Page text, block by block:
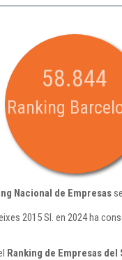
58.844
Ranking
Nacional de Empresas
2015 Sl. en 2024 ha
Ranking de Empresas